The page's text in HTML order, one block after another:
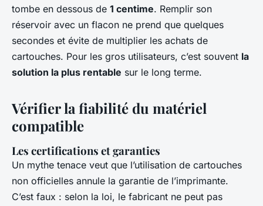
tombe en dessous de 1 centime. Remplir son
réservoir avec un flacon ne prend que quelques
secondes et évite de multiplier les achats de
cartouches. Pour les gros utilisateurs, c’est souvent la
solution la plus rentable sur le long terme.
Vérifier la fiabilité du matériel
compatible
Les certifications et garanties
Un mythe tenace veut que l’utilisation de cartouches
non officielles annule la garantie de l’imprimante.
C’est faux : selon la loi, le fabricant ne peut pas